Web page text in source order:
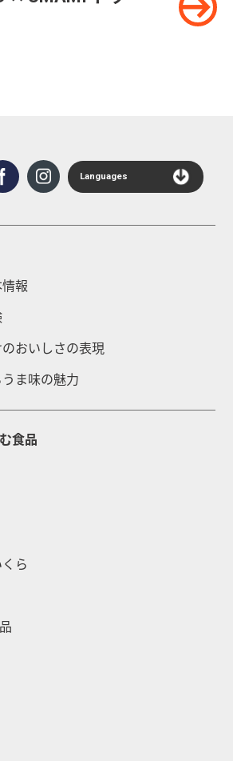
Languages
報
おいしさの表現
ま味の魅力
食品
ら